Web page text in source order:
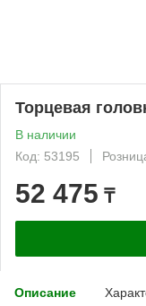
Торцевая
В наличии
Код: 53195
52 475 ₸
Описание